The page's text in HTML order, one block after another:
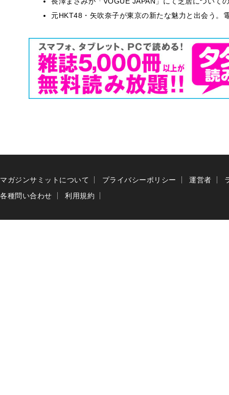
元HKT48・矢吹奈子が東京の新たな魅力と出会う
マガジンサミットについて プライバシーポリシー 運営者
各種問い合わせ
利用規約